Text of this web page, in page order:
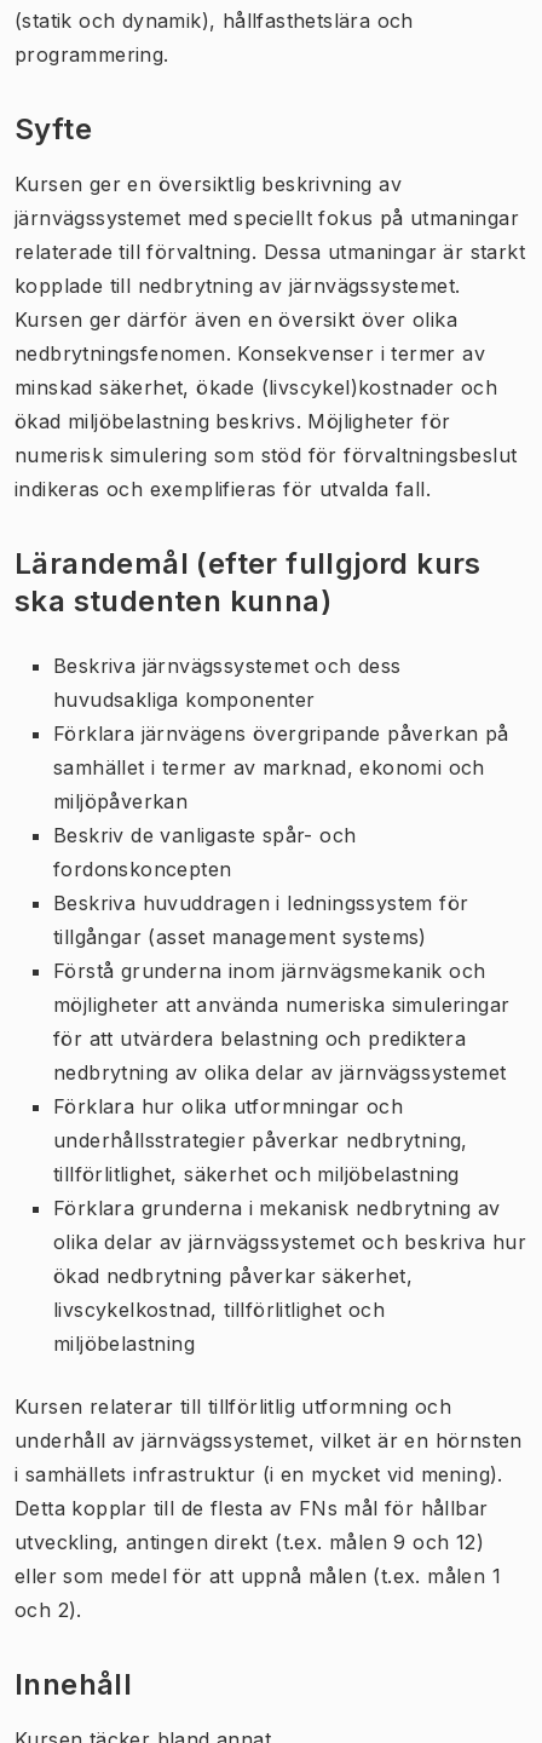
(statik och dynamik), hållfasthetslära och
programmering.
Syfte
Kursen ger en översiktlig beskrivning av
järnvägssystemet med speciellt fokus på utmaningar
relaterade till förvaltning. Dessa utmaningar är starkt
kopplade till nedbrytning av järnvägssystemet.
Kursen ger därför även en översikt över olika
nedbrytningsfenomen. Konsekvenser i termer av
minskad säkerhet, ökade (livscykel)kostnader och
ökad miljöbelastning beskrivs. Möjligheter för
numerisk simulering som stöd för förvaltningsbeslut
indikeras och exemplifieras för utvalda fall.
Lärandemål (efter fullgjord kurs
ska studenten kunna)
Beskriva järnvägssystemet och dess
huvudsakliga komponenter
Förklara järnvägens övergripande påverkan på
samhället i termer av marknad, ekonomi och
miljöpåverkan
Beskriv de vanligaste spår- och
fordonskoncepten
Beskriva huvuddragen i ledningssystem för
tillgångar (asset management systems)
Förstå grunderna inom järnvägsmekanik och
möjligheter att använda numeriska simuleringar
för att utvärdera belastning och prediktera
nedbrytning av olika delar av järnvägssystemet
Förklara hur olika utformningar och
underhållsstrategier påverkar nedbrytning,
tillförlitlighet, säkerhet och miljöbelastning
Förklara grunderna i mekanisk nedbrytning av
olika delar av järnvägssystemet och beskriva hur
ökad nedbrytning påverkar säkerhet,
livscykelkostnad, tillförlitlighet och
miljöbelastning
Kursen relaterar till tillförlitlig utformning och
underhåll av järnvägssystemet, vilket är en hörnsten
i samhällets infrastruktur (i en mycket vid mening).
Detta kopplar till de flesta av FNs mål för hållbar
utveckling, antingen direkt (t.ex. målen 9 och 12)
eller som medel för att uppnå målen (t.ex. målen 1
och 2).
Innehåll